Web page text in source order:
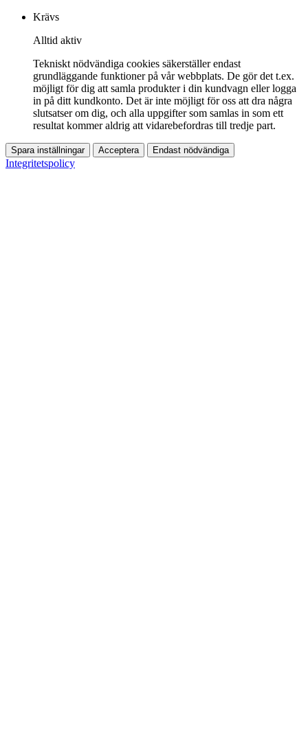
Krävs
Alltid aktiv
Tekniskt nödvändiga cookies säkerställer endast
grundläggande funktioner på vår webbplats. De gör det t.ex.
möjligt för dig att samla produkter i din kundvagn eller logga
in på ditt kundkonto. Det är inte möjligt för oss att dra några
slutsatser om dig, och alla uppgifter som samlas in som ett
resultat kommer aldrig att vidarebefordras till tredje part.
Spara inställningar Acceptera Endast nödvändiga
Integritetspolicy